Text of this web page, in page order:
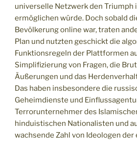
universelle Netzwerk den Triumph
ermöglichen würde. Doch sobald
Bevölkerung online war, traten
Plan und nutzten geschickt die
Funktionsregeln der Plattformen
Simplifizierung von Fragen, die
Äußerungen und das
Das haben insbesondere die
Geheimdienste und
Terrorunternehmer des
hinduistischen Nationalisten und
wachsende Zahl von Ideologen